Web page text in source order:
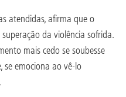
atendidas, afirma que o
da violência sofrida.
mais cedo se soubesse
se emociona ao vê-lo